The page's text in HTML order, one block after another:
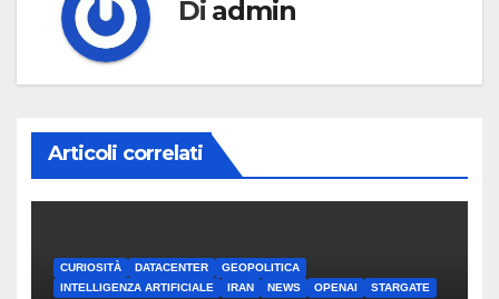
Di admin
Articoli correlati
CURIOSITÀ DATACENTER
GEOPOLITICA
INTELLIGENZA ARTIFICIALE
IRAN NEWS OPENAI STARGATE